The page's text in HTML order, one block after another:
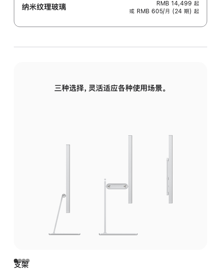
纳米纹理玻璃 RMB 14,499 起
或 RMB 605/月 (24 期) 起
三种选择，灵活适应各种使用场景。
支架